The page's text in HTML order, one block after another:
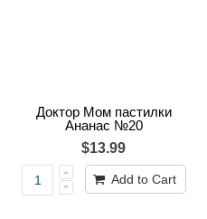
Доктор Мом пастилки
Ананас №20
$13.99
Add to Cart